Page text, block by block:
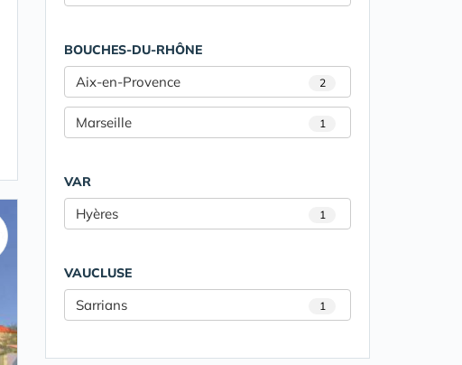
BOUCHES-DU-RHÔNE
Aix-en-Provence 2
Marseille 1
VAR
Hyères 1
VAUCLUSE
Sarrians 1